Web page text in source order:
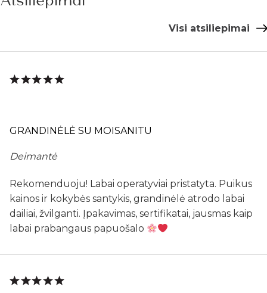
Visi atsiliepimai
GRANDINĖLĖ SU MOISANITU
Deimantė
Rekomenduoju! Labai operatyviai pristatyta. Puikus
kainos ir kokybės santykis, grandinėlė atrodo labai
dailiai, žvilganti. Įpakavimas, sertifikatai, jausmas kaip
labai prabangaus papuošalo